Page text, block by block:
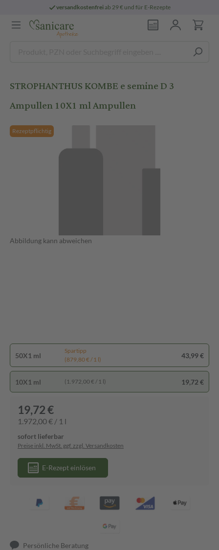
versandkostenfreiab 29 € und für E-Rezepte
STROPHANTHUS KOMBE e semine D 3
Ampullen 10X1 ml Ampullen
Rezeptpflichtig
Abbildung kann abweichen
50X1 ml
Spartipp
(879,80 € / 1 l)
43,99 €
10X1 ml (1.972,00 € / 1 l) 19,72 €
19,72 €
1.972,00 € / 1 l
sofort lieferbar
Preise inkl. MwSt. ggf. zzgl. Versandkosten
E-Rezept einlösen
Persönliche Beratung